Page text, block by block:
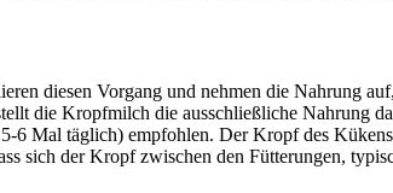
diesen Vorgang und nehmen die Nahrung
die Kropfmilch die ausschließliche Nahrung
6 Mal täglich) empfohlen. Der Kropf des
sich der Kropf zwischen den Fütterungen,